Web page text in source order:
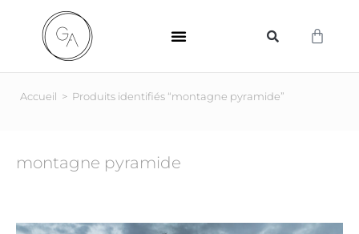
Accueil > Produits identifiés “montagne pyramide”
montagne pyramide